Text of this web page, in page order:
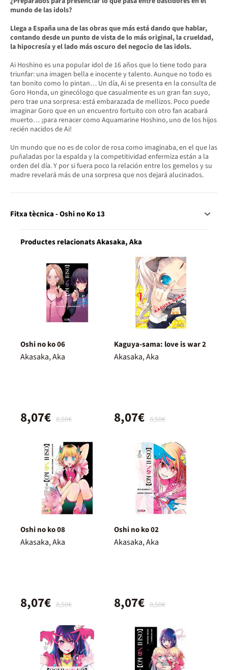
mundo de las idols?
Llega a España una de las obras que más está dando que hablar,
contando desde un punto de vista de lo más original, la crueldad,
la hipocresía y el lado más oscuro del negocio de las idols.
Ai Hoshino es una popular idol de 16 años que lo tiene todo para
triunfar: una imagen bella e inocente y talento. Aunque no todo es
tan bonito como lo pintan… Un día, Ai se presenta en la consulta de
Goro Honda, un ginecólogo que casualmente es un gran fan suyo,
pero trae una sorpresa: está embarazada de mellizos. Poco puede
imaginar Goro que en un encuentro fortuito con otro fan acabará
muerto… ¡para renacer como Aquamarine Hoshino, uno de los hijos
recién nacidos de Ai!
Un mundo que no es de color de rosa como imaginaba, en el que las
puñaladas por la espalda y la competitividad enfermiza están a la
orden del día. Y por si fuera poco la relación entre los gemelos y su
madre revelará más de una sorpresa que nos dejará alucinados.
Fitxa tècnica - Oshi no Ko 13
Productes relacionats Akasaka, Aka
Oshi no ko 06
Akasaka, Aka
8,50€
8,07€
Kaguya-sama: love is war 2
Akasaka, Aka
8,50€
8,07€
Oshi no ko 08
Akasaka, Aka
8,50€
8,07€
Oshi no ko 02
Akasaka, Aka
8,50€
8,07€